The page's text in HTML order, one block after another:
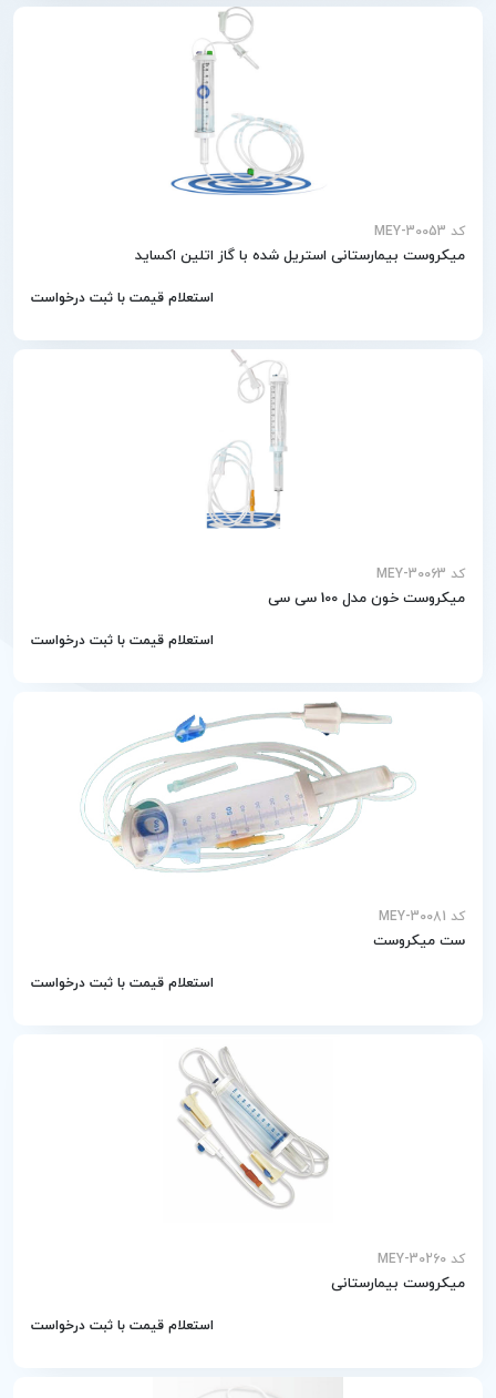
کد MEY-30053
میکروست بیمارستانی استریل شده با گاز اتلین اکساید
استعلام قیمت با ثبت درخواست
کد MEY-30063
میکروست خون مدل 100 سی سی
استعلام قیمت با ثبت درخواست
کد MEY-30081
ست میکروست
استعلام قیمت با ثبت درخواست
کد MEY-30260
میکروست بیمارستانی
استعلام قیمت با ثبت درخواست